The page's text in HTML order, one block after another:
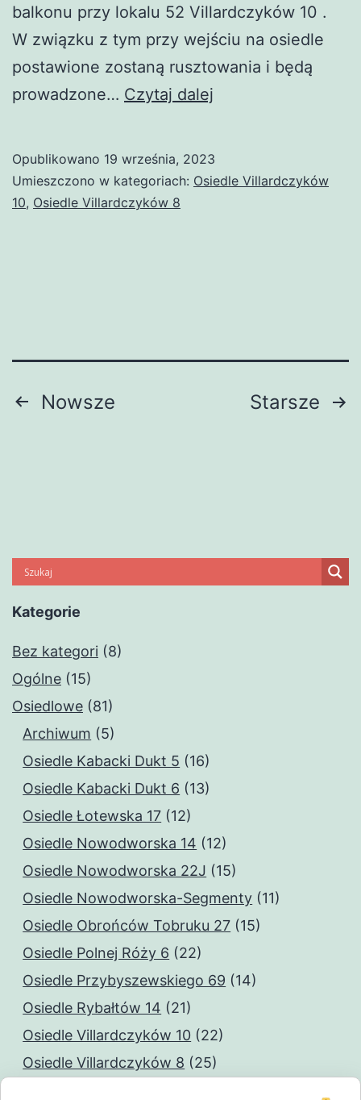
balkonu przy lokalu 52 Villardczyków 10 .
W związku z tym przy wejściu na osiedle
postawione zostaną rusztowania i będą
prowadzone… Czytaj dalej
Opublikowano 19 września, 2023
Umieszczono w kategoriach: Osiedle Villardczyków
10, Osiedle Villardczyków 8
Stronicowanie
Nowsze Starsze
Kategorie
Bez kategori (8)
Ogólne (15)
Osiedlowe (81)
Archiwum (5)
Osiedle Kabacki Dukt 5 (16)
Osiedle Kabacki Dukt 6 (13)
Osiedle Łotewska 17 (12)
Osiedle Nowodworska 14 (12)
Osiedle Nowodworska 22J (15)
Osiedle Nowodworska-Segmenty (11)
Osiedle Obrońców Tobruku 27 (15)
Osiedle Polnej Róży 6 (22)
Osiedle Przybyszewskiego 69 (14)
Osiedle Rybałtów 14 (21)
Osiedle Villardczyków 10 (22)
Osiedle Villardczyków 8 (25)